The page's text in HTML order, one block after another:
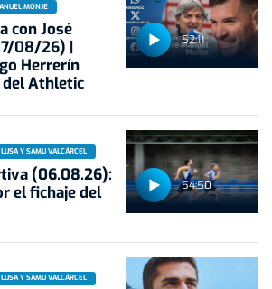
52:11
MONJE
con José
08/26) |
Herrerín
Athletic
54:50
Y SAMU VALCÁRCEL
(06.08.26):
el fichaje del
Y SAMU VALCÁRCEL